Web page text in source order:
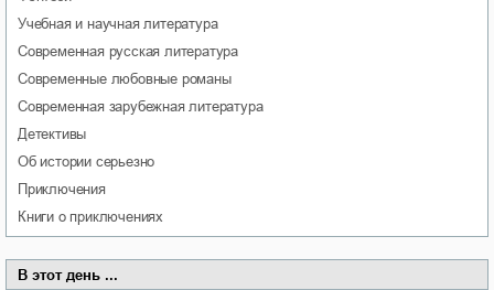
учебная и научная литература
современная русская литература
современные любовные романы
современная зарубежная литература
детективы
об истории серьезно
приключения
книги о приключениях
В этот день ...